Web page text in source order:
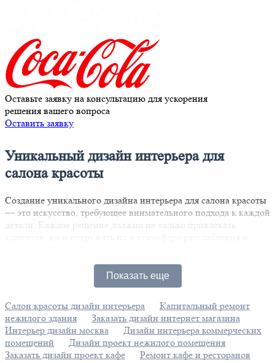
Оставьте заявку на консультацию для ускорения
решения вашего вопроса
Оставить заявку
Уникальный дизайн интерьера для
салона красоты
Создание уникального дизайна интерьера для салона красоты
— это искусство, требующее внимательного подхода к каждой
детали. Каждое решение должно не только привлекать
минимализма до роскошной классики или смелого
современного авангарда, отражая индивидуальность
заведения и его концепцию.
Освещение играет ключевую роль в формировании
уникальной атмосферы. Изысканные источники света не
только подчеркивают цветовую палитру, но и визуально
расширяют пространство. Нежные пастельные оттенки
создают уют и спокойствие, в то время как яркие акценты
Показать еще
Салон красоты дизайн интерьера
Капитальный ремонт
нежилого здания
Заказать дизайн интернет магазина
Интерьер дизайн москва
Дизайн интерьера коммерческих
помещений
Дизайн проект нежилого помещения
Заказать дизайн проект кафе
Ремонт кафе и ресторанов